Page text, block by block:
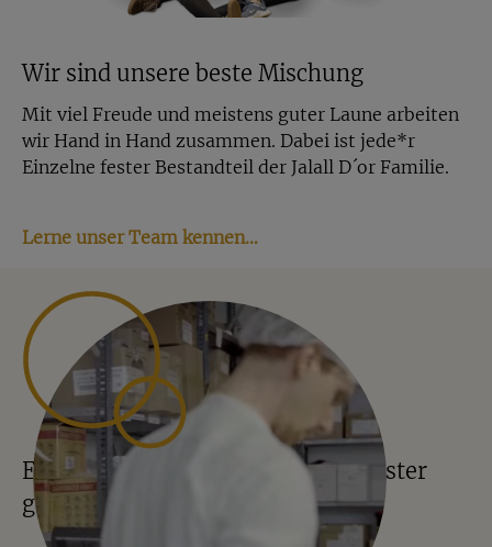
Wir sind unsere beste Mischung
Mit viel Freude und meistens guter Laune arbeiten
wir Hand in Hand zusammen. Dabei ist jede*r
Einzelne fester Bestandteil der Jalall D´or Familie.
Lerne unser Team kennen…
Einblicke ins Lager – alles in Münster
gewogen, gemischt und verpackt